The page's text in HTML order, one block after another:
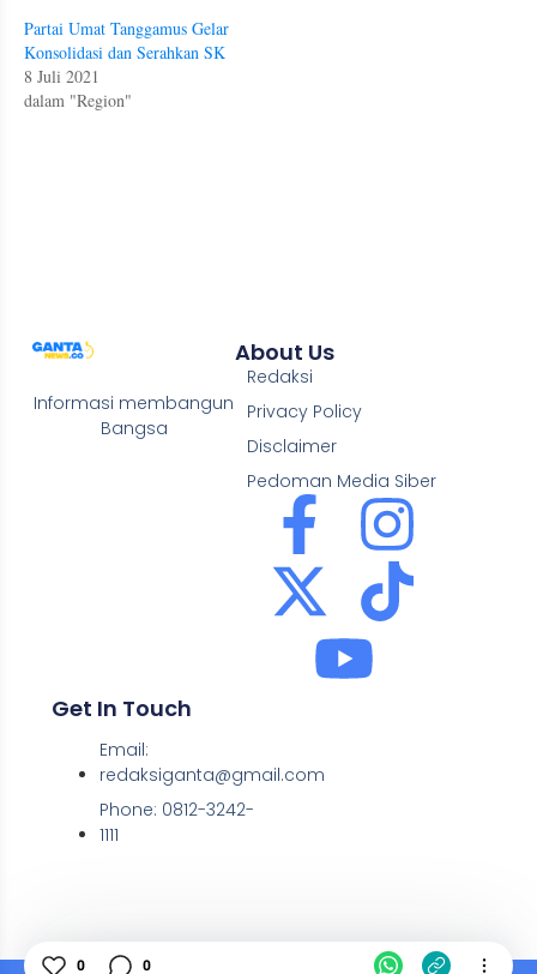
Partai Umat Tanggamus Gelar
Konsolidasi dan Serahkan SK
8 Juli 2021
dalam "Region"
0 0
Informasi membangun
Bangsa
About Us
Redaksi
Privacy Policy
Disclaimer
Pedoman Media Siber
Get In Touch
Email:
redaksiganta@gmail.com
Phone: 0812-3242-
1111